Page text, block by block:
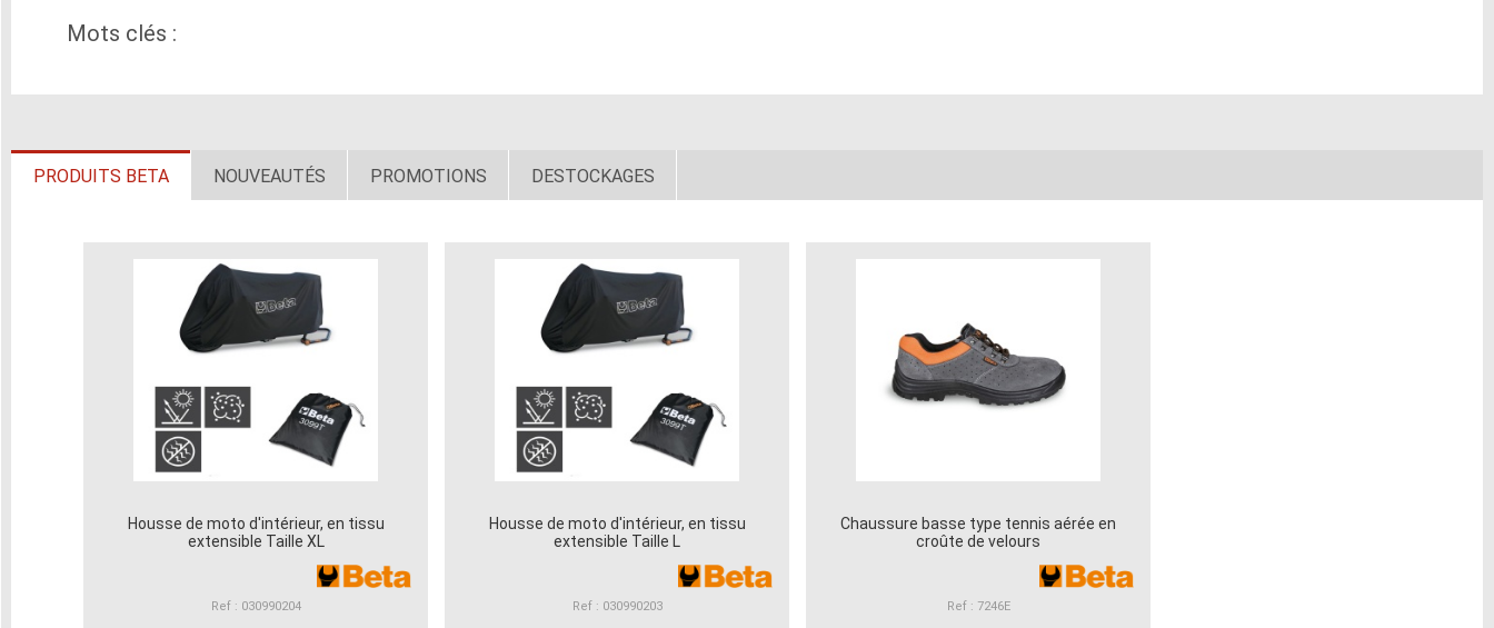
Mots clés :
PRODUITS BETA NOUVEAUTÉS PROMOTIONS DESTOCKAGES
Housse de moto d'intérieur, en tissu
extensible Taille XL
Ref : 030990204
Housse de moto d'intérieur, en tissu
extensible Taille L
Ref : 030990203
Chaussure basse type tennis aérée en
croûte de velours
Ref : 7246E